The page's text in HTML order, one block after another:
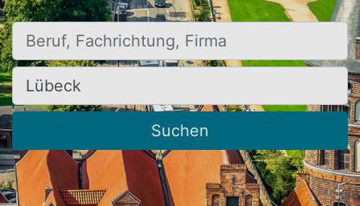
Beruf, Fachrichtung, Firma
Ort, Stadt
Suchen